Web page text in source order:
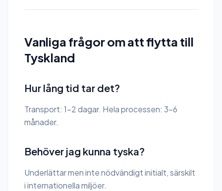
Vanliga frågor om att flytta till
Tyskland
Hur lång tid tar det?
Transport: 1-2 dagar. Hela processen: 3-6
månader.
Behöver jag kunna tyska?
Underlättar men inte nödvändigt initialt, särskilt
i internationella miljöer.